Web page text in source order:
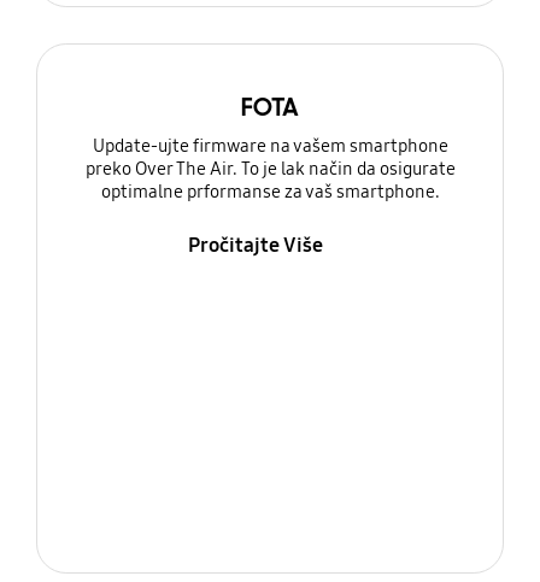
FOTA
Update-ujte firmware na vašem smartphone
preko Over The Air. To je lak način da osigurate
optimalne prformanse za vaš smartphone.
Pročitajte Više